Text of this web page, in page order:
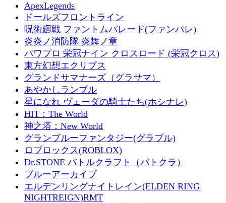
ApexLegends
ドールズフロントライン
呪術廻戦 ファントムパレード(ファンパレ)
炎炎ノ消防隊 炎舞ノ章
パワプロ 栄冠ナイン クロスロード (栄冠クロス)
東方幻想エクリプス
グランドサマナーズ（グラサマ）
あやかしランブル
星になれ ヴェーダの騎士たち(ホシナレ)
HIT：The World
神之塔：New World
グランブルーファンタジー(グラブル)
ロブロックス(ROBLOX)
Dr.STONE バトルクラフト（バトクラ）
ブルーアーカイブ
エルデンリングナイトレイン(ELDEN RING
NIGHTREIGN)RMT